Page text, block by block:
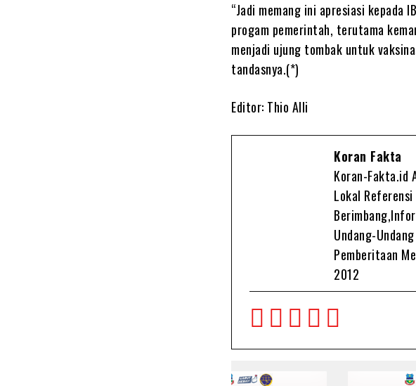
“Jadi memang ini apresiasi kepada
progam pemerintah, terutama
menjadi ujung tombak untuk
tandasnya.(*)
Editor: Thio Alli
Koran Fakta
Koran-Fakta.id
Lokal
Undang-
Pemberitaan
2012